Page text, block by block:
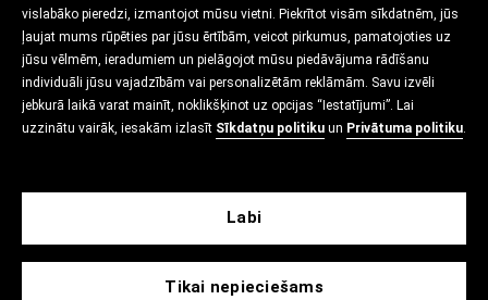
vislabāko pieredzi, izmantojot mūsu vietni. Piekrītot visām sīkdatnēm, jūs
ļaujat mums rūpēties par jūsu ērtībām, veicot pirkumus, pamatojoties uz
jūsu vēlmēm, ieradumiem un pielāgojot mūsu piedāvājuma rādīšanu
individuāli jūsu vajadzībām vai personalizētām reklāmām. Savu izvēli
jebkurā laikā varat mainīt, noklikšķinot uz opcijas “Iestatījumi”. Lai
uzzinātu vairāk, iesakām izlasīt Sīkdatņu politiku un Privātuma politiku.
Tikai nepieciešams
Labi